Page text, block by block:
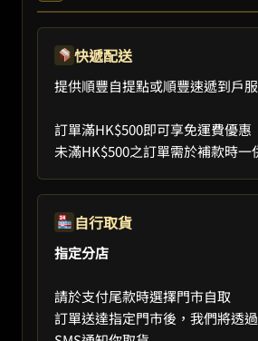
快遞配送
提供順豐自提點或順豐速遞到戶
訂單滿HK$500即可享免運費優惠
未滿HK$500之訂單需於補款時一
自行取貨
指定分店
請於支付尾款時選擇門市自取
訂單送達指定門市後，我們將透